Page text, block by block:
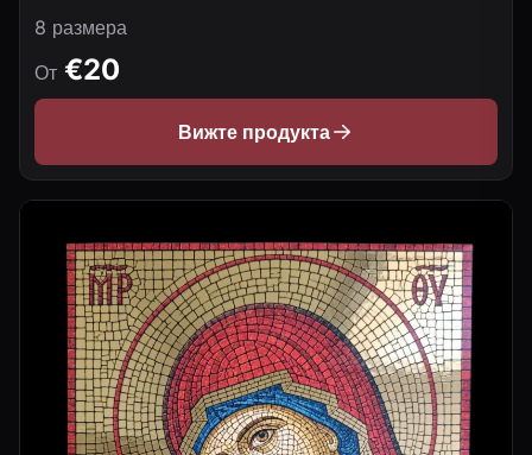
8 размера
От €20
Вижте продукта